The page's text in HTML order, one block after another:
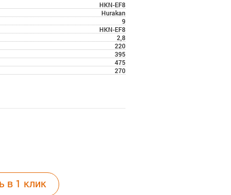
HKN-EF8
Hurakan
9
HKN-EF8
2,8
220
395
475
270
в 1 клик